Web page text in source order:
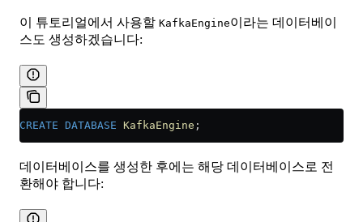
이 튜토리얼에서 사용할 KafkaEngine이라는 데이터베이
스도 생성하겠습니다:
CREATE DATABASE KafkaEngine ;
데이터베이스를 생성한 후에는 해당 데이터베이스로 전
환해야 합니다: